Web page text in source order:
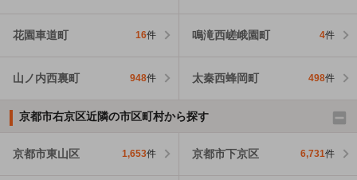
花園車道町 16件 鳴滝西嵯峨園町 4件
山ノ内西裏町 948件 太秦西蜂岡町 498件
京都市右京区近隣の市区町村から探す
京都市東山区 1,653件 京都市下京区 6,731件